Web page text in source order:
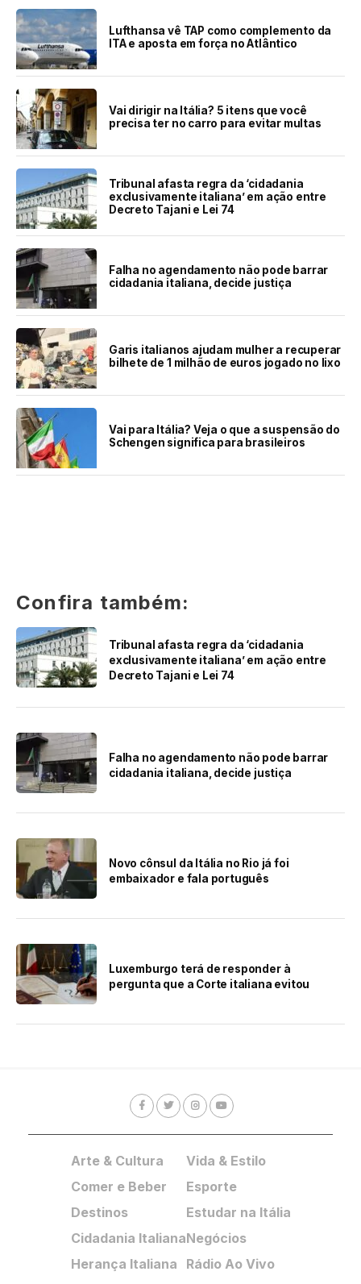
Lufthansa vê TAP como complemento da
ITA e aposta em força no Atlântico
Vai dirigir na Itália? 5 itens que você
precisa ter no carro para evitar multas
Tribunal afasta regra da ‘cidadania
exclusivamente italiana’ em ação entre
Decreto Tajani e Lei 74
Falha no agendamento não pode barrar
cidadania italiana, decide justiça
Garis italianos ajudam mulher a recuperar
bilhete de 1 milhão de euros jogado no lixo
Vai para Itália? Veja o que a suspensão do
Schengen significa para brasileiros
Confira também:
Tribunal afasta regra da ‘cidadania
exclusivamente italiana’ em ação entre
Decreto Tajani e Lei 74
Falha no agendamento não pode barrar
cidadania italiana, decide justiça
Novo cônsul da Itália no Rio já foi
embaixador e fala português
Luxemburgo terá de responder à
pergunta que a Corte italiana evitou
Arte & Cultura
Comer e Beber
Destinos
Cidadania Italiana
Herança Italiana
Vida & Estilo
Esporte
Estudar na Itália
Negócios
Rádio Ao Vivo